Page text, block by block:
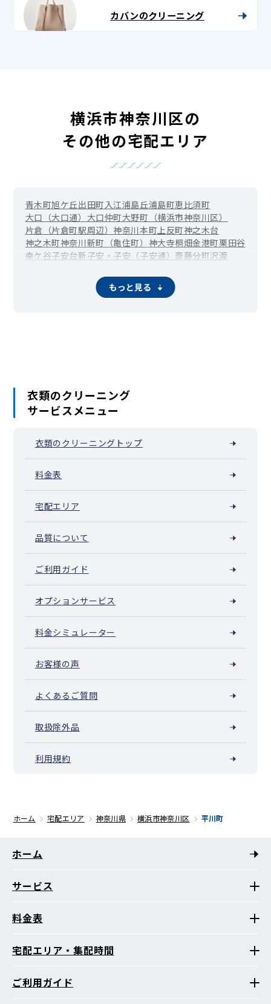
カバンのクリーニング
横浜市神奈川区の
その他の宅配エリア
青木町旭ケ丘出田町入江浦島丘浦島町恵比須町
大口（大口通） 大口仲町大野町（横浜市神奈川区）
片倉（片倉町駅周辺）神奈川本町上反町神之木台
神之木町神奈川新町（亀住町） 神大寺桐畑金港町栗田谷
幸ケ谷子安台新子安・子安（子安通） 斎藤分町沢渡
新浦島町 新町菅田町鈴繁町
富家町
鳥越（横浜市神奈川区）
もっと見る
衣類のクリーニング
サービスメニュー
衣類のクリーニングトップ
料金表
宅配エリア
品質について
ご利用ガイド
オプションサービス
料金シミュレーター
お客様の声
よくあるご質問
取扱除外品
利用規約
ホーム 宅配エリア 神奈川県 横浜市神奈川区 平川町
ホーム
サービス
料金表
宅配エリア・集配時間
ご利用ガイド